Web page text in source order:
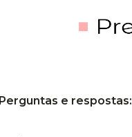
Perguntas e respostas: